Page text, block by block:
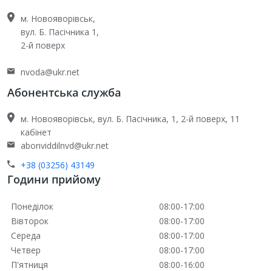
м. Новояворівськ,
вул. Б. Пасічника 1,
2-й поверх
nvoda@ukr.net
Абонентська служба
м. Новояворівськ, вул. Б. Пасічника, 1, 2-й поверх, 11
кабінет
abonviddilnvd@ukr.net
+38 (03256) 43149
Години прийому
Понеділок
08:00-17:00
Вівторок
08:00-17:00
Середа
08:00-17:00
Четвер
08:00-17:00
П'ятниця
08:00-16:00